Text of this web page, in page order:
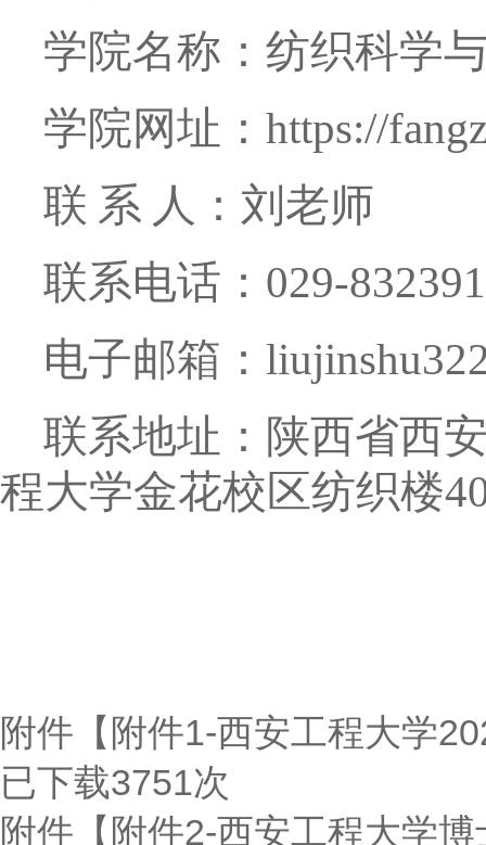
学院名称：纺织科学
学院网址： https://
联 系 人：刘老师
联系电话： 029-
电子邮箱：
联系地址：陕西省西
程大学金花校区纺织楼
附件【 附件1-西安工程大学
已下载3751次
附件【 附件2-西安工程大学